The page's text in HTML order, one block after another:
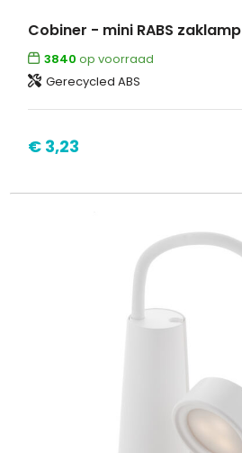
Cobiner - mini RABS zaklamp
3840 op voorraad
Gerecycled ABS
€ 3,23